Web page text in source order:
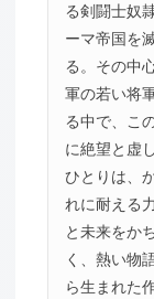
る剣闘士奴
ーマ帝国を
る。その中
軍の若い将
る中で、こ
に絶望と虚
ひとりは、
れに耐える
と未来をか
く、熱い物
ら生まれた